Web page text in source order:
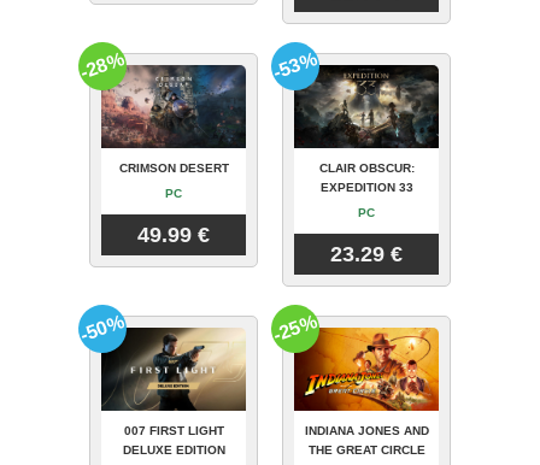
CRIMSON DESERT
PC
49.99 €
-28%
CLAIR OBSCUR:
EXPEDITION 33
PC
23.29 €
-53%
007 FIRST LIGHT
DELUXE EDITION
-50%
INDIANA JONES AND
THE GREAT CIRCLE
-25%